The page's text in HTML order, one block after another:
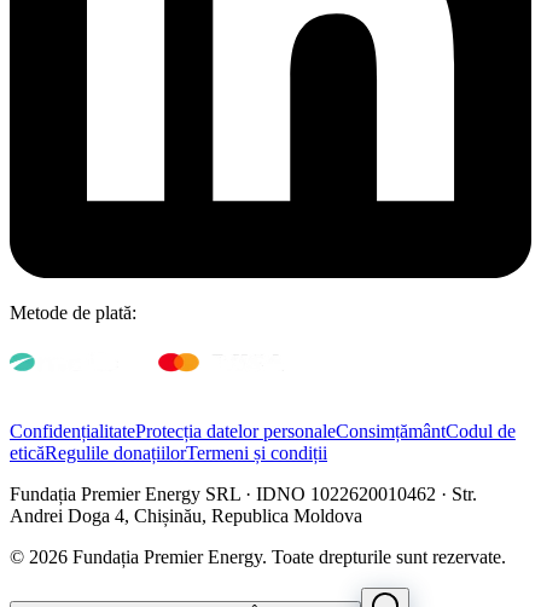
Metode de plată:
ConfidențialitateProtecția datelor personaleConsimțământCodul de
eticăRegulile donațiilorTermeni și condiții
Fundația Premier Energy SRL · IDNO 1022620010462 · Str.
Andrei Doga 4, Chișinău, Republica Moldova
© 2026 Fundația Premier Energy. Toate drepturile sunt rezervate.